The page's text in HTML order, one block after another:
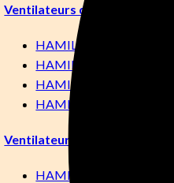
Ventilateurs de soins intensifs
HAMILTON-C6
HAMILTON-G5
HAMILTON-C3
HAMILTON-C1 NEO
Ventilateurs de transport
HAMILTON-T1